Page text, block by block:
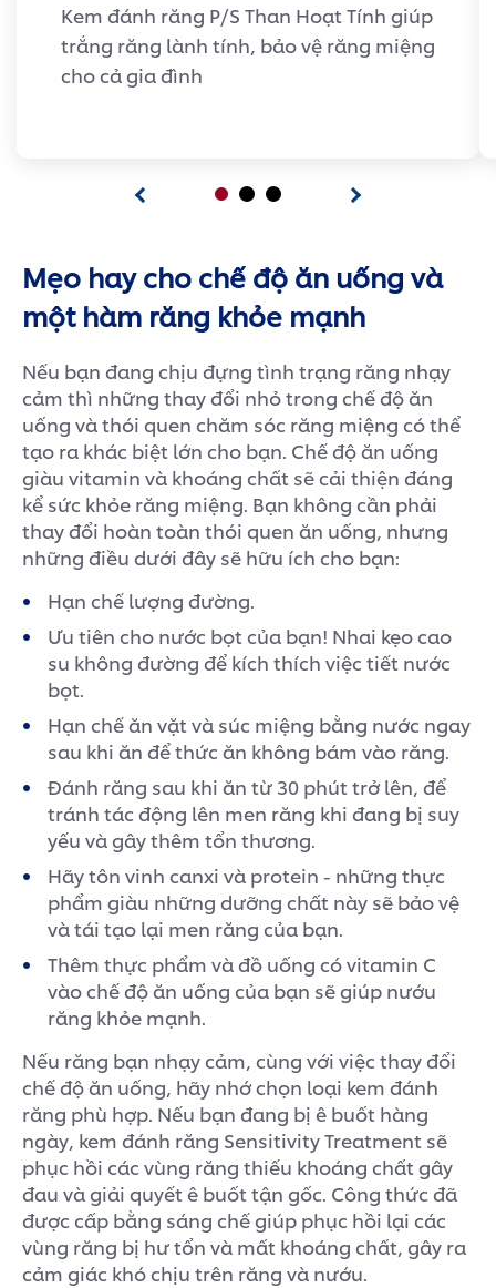
Kem đánh răng P/S Than Hoạt Tính giúp
trắng răng lành tính, bảo vệ răng miệng
cho cả gia đình
Mẹo hay cho chế độ ăn uống và
một hàm răng khỏe mạnh
Nếu bạn đang chịu đựng tình trạng răng nhạy
cảm thì những thay đổi nhỏ trong chế độ ăn
uống và thói quen chăm sóc răng miệng có thể
tạo ra khác biệt lớn cho bạn. Chế độ ăn uống
giàu vitamin và khoáng chất sẽ cải thiện đáng
kể sức khỏe răng miệng. Bạn không cần phải
thay đổi hoàn toàn thói quen ăn uống, nhưng
những điều dưới đây sẽ hữu ích cho bạn:
Hạn chế lượng đường.
Ưu tiên cho nước bọt của bạn! Nhai kẹo cao
su không đường để kích thích việc tiết nước
bọt.
Hạn chế ăn vặt và súc miệng bằng nước ngay
sau khi ăn để thức ăn không bám vào răng.
Đánh răng sau khi ăn từ 30 phút trở lên, để
tránh tác động lên men răng khi đang bị suy
yếu và gây thêm tổn thương.
Hãy tôn vinh canxi và protein - những thực
phẩm giàu những dưỡng chất này sẽ bảo vệ
và tái tạo lại men răng của bạn.
Thêm thực phẩm và đồ uống có vitamin C
vào chế độ ăn uống của bạn sẽ giúp nướu
răng khỏe mạnh.
Nếu răng bạn nhạy cảm, cùng với việc thay đổi
chế độ ăn uống, hãy nhớ chọn loại kem đánh
răng phù hợp. Nếu bạn đang bị ê buốt hàng
ngày, kem đánh răng Sensitivity Treatment sẽ
phục hồi các vùng răng thiếu khoáng chất gây
đau và giải quyết ê buốt tận gốc. Công thức đã
được cấp bằng sáng chế giúp phục hồi lại các
vùng răng bị hư tổn và mất khoáng chất, gây ra
cảm giác khó chịu trên răng và nướu.